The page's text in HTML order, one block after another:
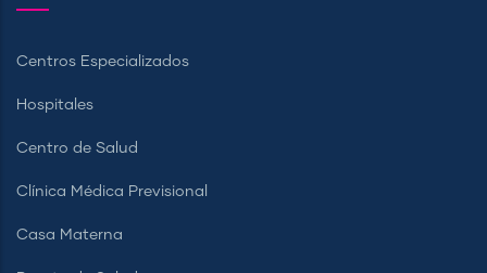
Centros Especializados
Hospitales
Centro de Salud
Clínica Médica Previsional
Casa Materna